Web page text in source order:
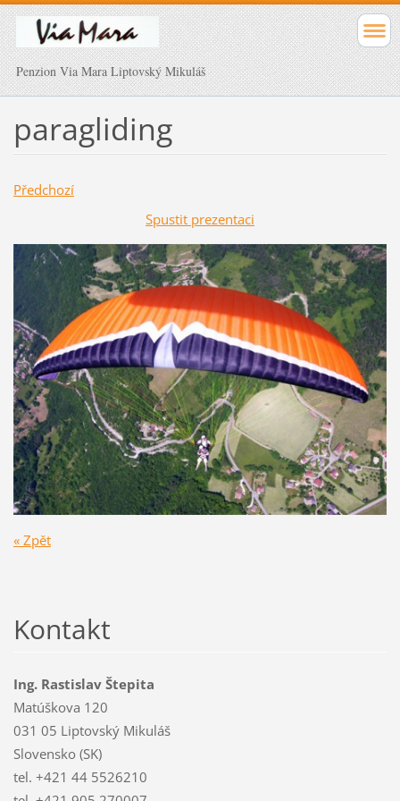
Penzion Via Mara Liptovský Mikuláš
paragliding
Předchozí
Spustit prezentaci
« Zpět
Kontakt
Ing. Rastislav Štepita
Matúškova 120
031 05 Liptovský Mikuláš
Slovensko (SK)
tel. +421 44 5526210